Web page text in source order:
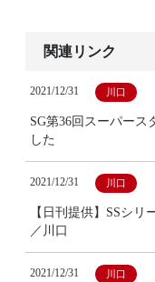
関連リンク
2021/12/31 川口
SG第36回スーパース
した
2021/12/31 川口
【日刊提供】SSシ
／川口
2021/12/31 川口